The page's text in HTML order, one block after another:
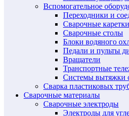
Вспомогательное
Переходники и
Сварочные каретки
Сварочные столы
Блоки водяного
Педали и пульты
Вращатели
Транспортные
Системы вытяжки
Сварка пластиковых
Сварочные материалы
Сварочные электроды
Электроды для